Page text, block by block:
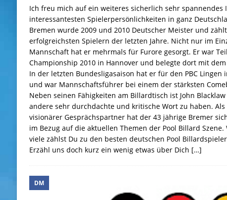
Ich freu mich auf ein weiteres sicherlich sehr
interessantesten Spielerpersönlichkeiten in ganz
Bremen wurde 2009 und 2010 Deutscher Meister und
erfolgreichsten Spielern der letzten Jahre. Nicht nur im
Mannschaft hat er mehrmals für Furore gesorgt. Er war
Championship 2010 in Hannover und belegte dort mit dem
In der letzten Bundesligasaison hat er für den PBC Lingen
und war Mannschaftsführer bei einem der stärksten
Neben seinen Fähigkeiten am Billardtisch ist John
andere sehr durchdachte und kritische Wort zu haben.
visionärer Gesprächspartner hat der 43 jährige Bremer
im Bezug auf die aktuellen Themen der Pool Billard Szene.
viele zählst Du zu den besten deutschen Pool
Erzähl uns doch kurz ein wenig etwas über Dich […]
DM